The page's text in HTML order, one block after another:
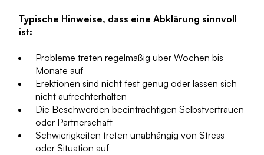
Typische Hinweise, dass eine Abklärung sinnvoll
ist:
Probleme treten regelmäßig über Wochen bis
Monate auf
Erektionen sind nicht fest genug oder lassen sich
nicht aufrechterhalten
Die Beschwerden beeinträchtigen Selbstvertrauen
oder Partnerschaft
Schwierigkeiten treten unabhängig von Stress
oder Situation auf